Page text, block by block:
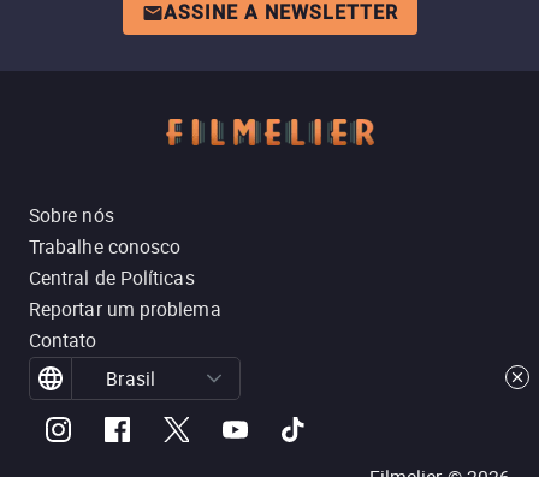
ASSINE A NEWSLETTER
Sobre nós
Trabalhe conosco
Central de Políticas
Reportar um problema
Contato
Brasil